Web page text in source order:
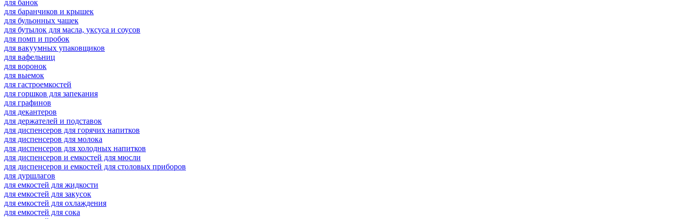
для банок
для баранчиков и крышек
для бульонных чашек
для бутылок для масла, уксуса и соусов
для помп и пробок
для вакуумных упаковщиков
для вафельниц
для воронок
для выемок
для гастроемкостей
для горшков для запекания
для графинов
для декантеров
для держателей и подставок
для диспенсеров для горячих напитков
для диспенсеров для молока
для диспенсеров для холодных напитков
для диспенсеров и емкостей для мюсли
для диспенсеров и емкостей для столовых приборов
для дуршлагов
для емкостей для жидкости
для емкостей для закусок
для емкостей для охлаждения
для емкостей для сока